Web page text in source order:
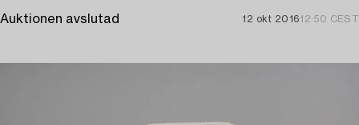
Auktionen avslutad 12 okt 201612:50 CEST